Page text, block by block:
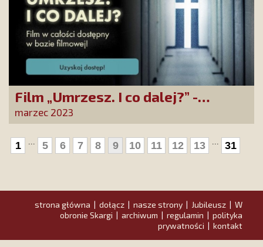
Film „Umrzesz. I co dalej?” -
świadectwo wiary wobec
majestatu śmierci
marzec 2023
1 5 6 7 8 9 10 11 12 13 31
strona główna | dołącz | nasze strony | Jubileusz | W
obronie Skargi | archiwum | regulamin | polityka
prywatności | kontakt